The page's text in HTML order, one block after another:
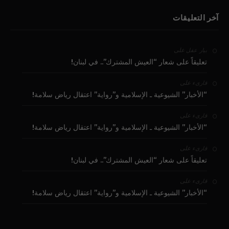
آخر التعليقات
بيار عقل على
تعليقاً على شعار “العيش المشترك”.. في لبنان!
قارىء على
“الأخبار” الشيوعية ـ الإسلامية و”رواية” اعتقال رياض سلامة!
قارىء على
“الأخبار” الشيوعية ـ الإسلامية و”رواية” اعتقال رياض سلامة!
قارىء على
تعليقاً على شعار “العيش المشترك”.. في لبنان!
قارىء على
“الأخبار” الشيوعية ـ الإسلامية و”رواية” اعتقال رياض سلامة!